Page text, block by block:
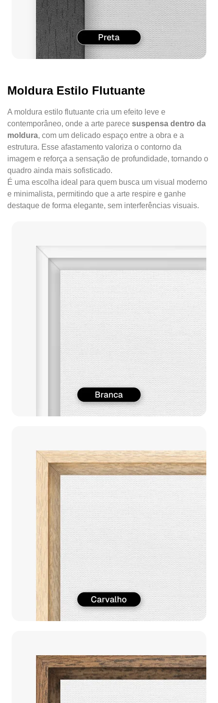
Moldura Estilo Flutuante
A moldura estilo flutuante cria um efeito leve e
contemporâneo, onde a arte parece suspensa dentro da
moldura, com um delicado espaço entre a obra e a
estrutura. Esse afastamento valoriza o contorno da
imagem e reforça a sensação de profundidade, tornando o
quadro ainda mais sofisticado.
É uma escolha ideal para quem busca um visual moderno
e minimalista, permitindo que a arte respire e ganhe
destaque de forma elegante, sem interferências visuais.